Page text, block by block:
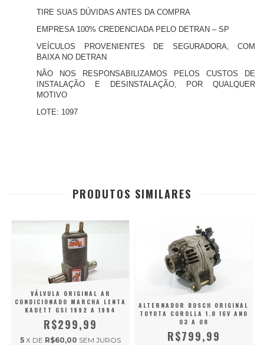
TIRE SUAS DÚVIDAS ANTES DA COMPRA
EMPRESA 100% CREDENCIADA PELO DETRAN – SP
VEÍCULOS PROVENIENTES DE SEGURADORA, COM
BAIXA NO DETRAN
NÃO NOS RESPONSABILIZAMOS PELOS CUSTOS DE
INSTALAÇÃO E DESINSTALAÇÃO, POR QUALQUER
MOTIVO
LOTE: 1097
PRODUTOS SIMILARES
VÁLVULA ORIGINAL AR
CONDICIONADO MARCHA LENTA
KADETT GSI 1992 A 1994
R$299,99
5 X DE R$60,00 SEM JUROS
ALTERNADOR BOSCH ORIGINAL
TOYOTA COROLLA 1.8 16V ANO
03 A 08
R$799,99